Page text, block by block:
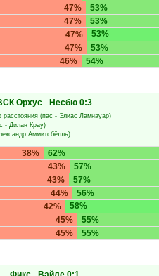
47% 53%
47% 53%
47% 53%
47% 53%
46% 54%
Орхус - Несбю 0:3
расстояния (пас - Элиас Ламнауар)
- Дилан Крау)
Аммитсбёлль)
38% 62%
43% 57%
43% 57%
44% 56%
42% 58%
45% 55%
45% 55%